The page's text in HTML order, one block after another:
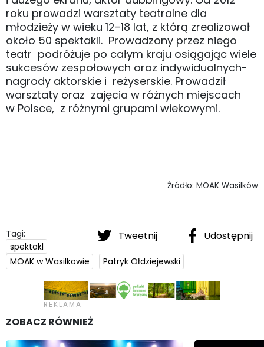
roku prowadzi warsztaty teatralne dla
młodzieży w wieku 12-18 lat, z którą zrealizował
około 50 spektakli. Prowadzony przez niego
teatr podróżuje po całym kraju osiągając wiele
sukcesów zespołowych oraz indywidualnych-
nagrody aktorskie i reżyserskie. Prowadził
warsztaty oraz zajęcia w różnych miejscach
w Polsce, z różnymi grupami wiekowymi.
Źródło: MOAK Wasilków
Tweetnij Udostępnij
Tagi:
spektakl
MOAK w Wasilkowie
Patryk Ołdziejewski
ZOBACZ RÓWNIEŻ